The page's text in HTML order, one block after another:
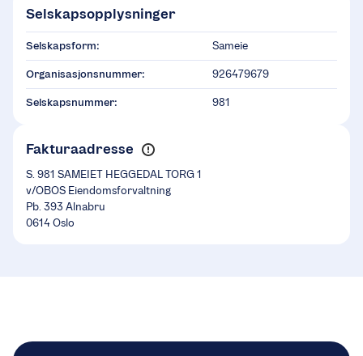
Selskapsopplysninger
Selskapsform: Sameie
Organisasjonsnummer: 926479679
Selskapsnummer: 981
Fakturaadresse
S. 981 SAMEIET HEGGEDAL TORG 1
v/OBOS Eiendomsforvaltning
Pb. 393 Alnabru
0614 Oslo